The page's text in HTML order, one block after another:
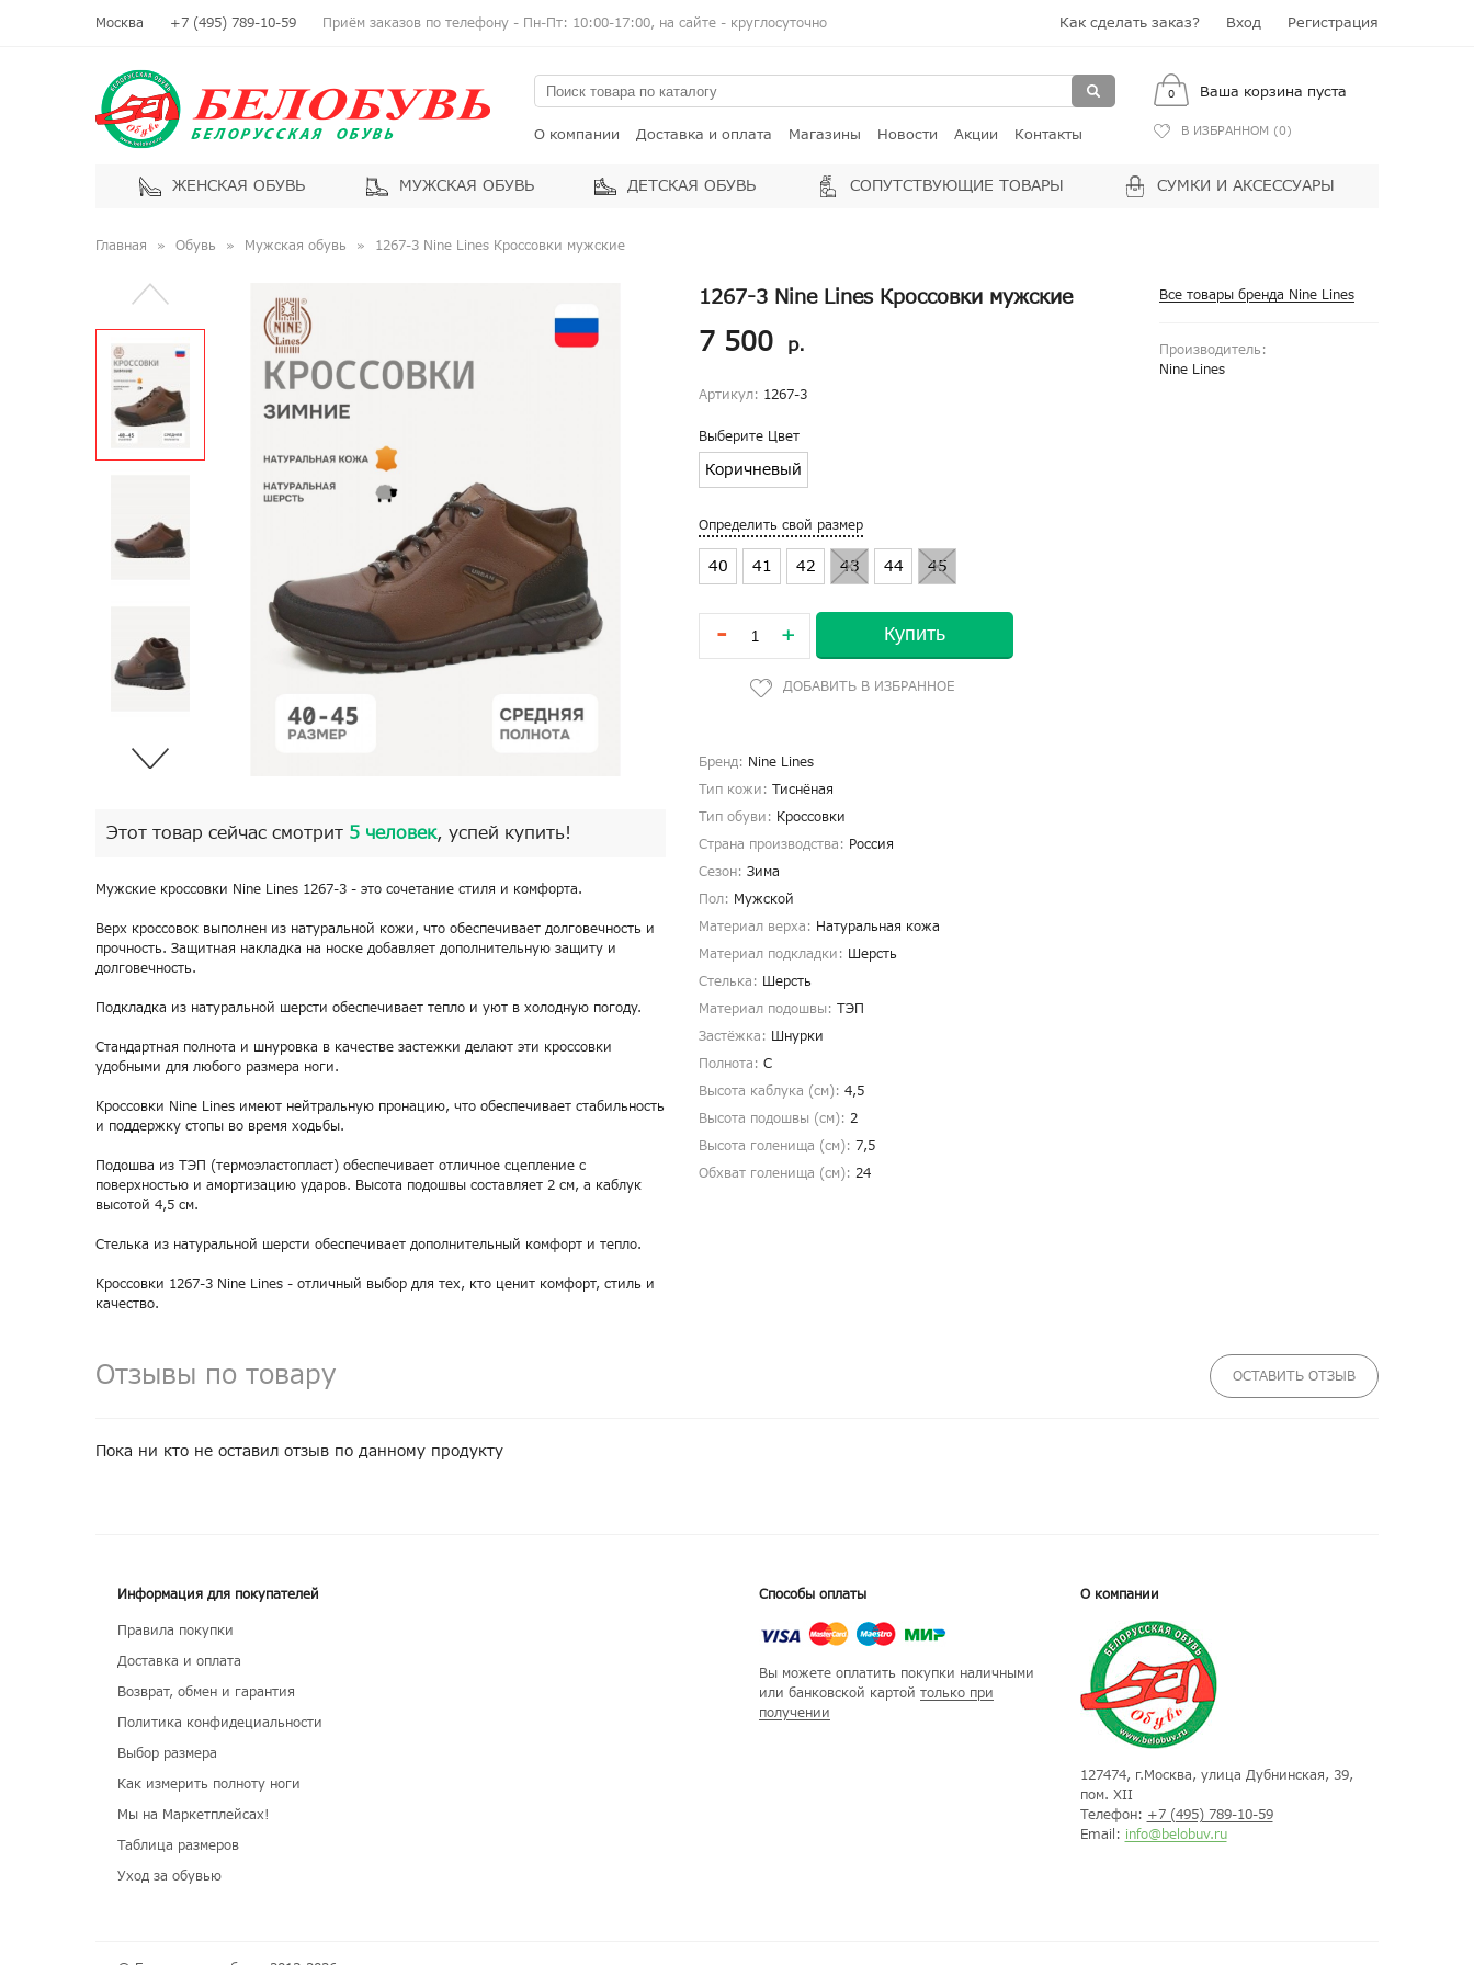
Москва +7 (495) 789-10-59 Приём заказов по телефону - Пн-Пт: 10:00-17:00, на сайте - круглосуточно Как сделать заказ? Вход Регистрация
О компании Доставка и оплата Магазины Новости Акции Контакты
0 Ваша корзина пуста
В ИЗБРАННОМ (0)
ЖЕНСКАЯ ОБУВЬ МУЖСКАЯ ОБУВЬ ДЕТСКАЯ ОБУВЬ СОПУТСТВУЮЩИЕ ТОВАРЫ СУМКИ И АКСЕССУАРЫ
Главная Обувь Мужская обувь 1267-3 Nine Lines Кроссовки мужские
Этот товар сейчас смотрит 5 человек, успей купить!
Мужские кроссовки Nine Lines 1267-3 - это сочетание стиля и комфорта.
Верх кроссовок выполнен из натуральной кожи, что обеспечивает долговечность и
прочность. Защитная накладка на носке добавляет дополнительную защиту и
долговечность.
Подкладка из натуральной шерсти обеспечивает тепло и уют в холодную погоду.
Стандартная полнота и шнуровка в качестве застежки делают эти кроссовки
удобными для любого размера ноги.
Кроссовки Nine Lines имеют нейтральную пронацию, что обеспечивает стабильность
и поддержку стопы во время ходьбы.
Подошва из ТЭП (термоэластопласт) обеспечивает отличное сцепление с
поверхностью и амортизацию ударов. Высота подошвы составляет 2 см, а каблук
высотой 4,5 см.
Стелька из натуральной шерсти обеспечивает дополнительный комфорт и тепло.
Кроссовки 1267-3 Nine Lines - отличный выбор для тех, кто ценит комфорт, стиль и
качество.
Все товары бренда Nine Lines
Производитель:
Nine Lines
1267-3 Nine Lines Кроссовки мужские
7 500 р.
Артикул: 1267-3
Выберите Цвет
Коричневый
Определить свой размер
40 41 42 43 44 45
- + Купить
Бренд: Nine Lines
Тип кожи: Тиснёная
Тип обуви: Кроссовки
Страна производства: Россия
Сезон: Зима
Пол: Мужской
Материал верха: Натуральная кожа
Материал подкладки: Шерсть
Стелька: Шерсть
Материал подошвы: ТЭП
Застёжка: Шнурки
Полнота: С
Высота каблука (см): 4,5
Высота подошвы (см): 2
Высота голенища (cм): 7,5
Обхват голенища (cм): 24
Отзывы по товару ОСТАВИТЬ ОТЗЫВ
Пока ни кто не оставил отзыв по данному продукту
Информация для покупателей
Правила покупки
Доставка и оплата
Возврат, обмен и гарантия
Политика конфидециальности
Выбор размера
Как измерить полноту ноги
Мы на Маркетплейсах!
Таблица размеров
Уход за обувью
Способы оплаты
Вы можете оплатить покупки наличными
или банковской картой только при
получении
О компании
127474, г.Москва, улица Дубнинская, 39,
пом. XII
Телефон: +7 (495) 789-10-59
Email: info@belobuv.ru